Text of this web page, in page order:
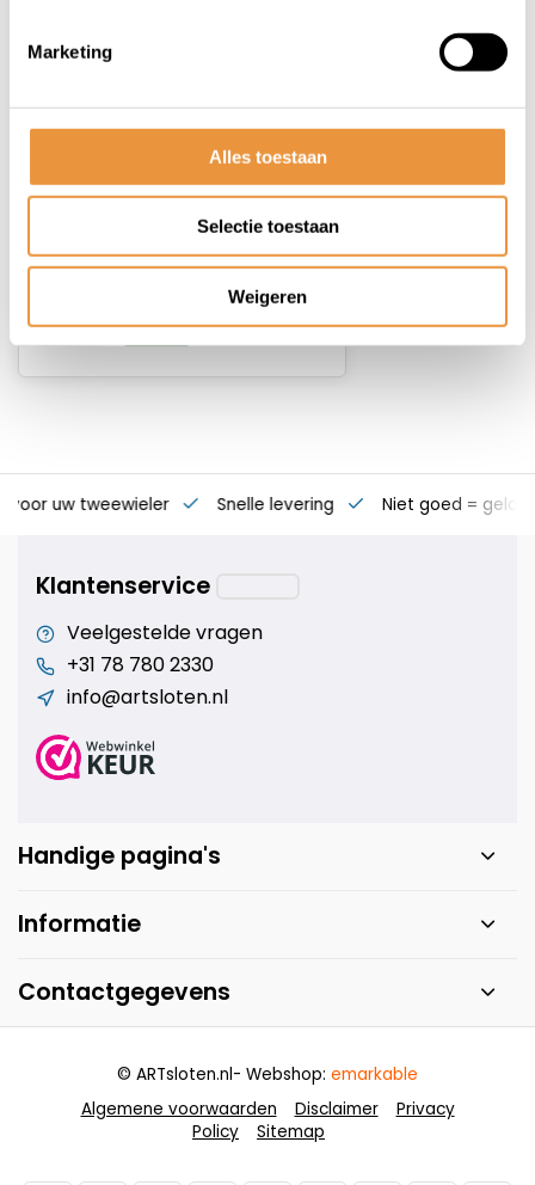
Marketing
Alles toestaan
Selectie toestaan
Weigeren
Crankverkorter Mirage T6
aluminium met RVS bouten -
Op voorraad
31,95
voor uw tweewieler Snelle levering Niet goed = geld
Klantenservice
Veelgestelde vragen
+31 78 780 2330
info@artsloten.nl
Handige pagina's
Informatie
Contactgegevens
Algemene voorwaarden Disclaimer
Privacy
Policy
Sitemap
© ARTsloten.nl- Webshop: emarkable